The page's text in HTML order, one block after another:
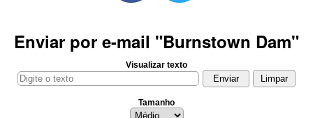
Enviar por e-mail "Burnstown Dam"
Visualizar texto
Tamanho